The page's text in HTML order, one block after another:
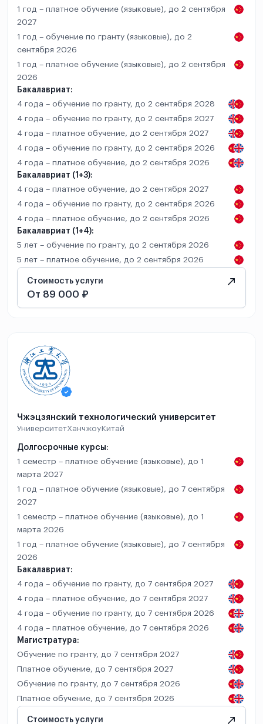
1 год – платное обучение (языковые), до 2 сентября
2027
1 год – обучение по гранту (языковые), до 2
сентября 2026
1 год – платное обучение (языковые), до 2 сентября
2026
Бакалавриат:
4 года – обучение по гранту, до 2 сентября 2028
4 года – обучение по гранту, до 2 сентября 2027
4 года – платное обучение, до 2 сентября 2027
4 года – обучение по гранту, до 2 сентября 2026
4 года – платное обучение, до 2 сентября 2026
Бакалавриат (1+3):
4 года – платное обучение, до 2 сентября 2027
4 года – обучение по гранту, до 2 сентября 2026
4 года – платное обучение, до 2 сентября 2026
Бакалавриат (1+4):
5 лет – обучение по гранту, до 2 сентября 2026
5 лет – платное обучение, до 2 сентября 2026
Стоимость услуги
От 89 000 ₽
Чжэцзянский технологический университет
УниверситетХанчжоу Китай
Долгосрочные курсы:
1 семестр – платное обучение (языковые), до 1
марта 2027
1 год – платное обучение (языковые), до 7 сентября
2027
1 семестр – платное обучение (языковые), до 1
марта 2026
1 год – платное обучение (языковые), до 7 сентября
2026
Бакалавриат:
4 года – обучение по гранту, до 7 сентября 2027
4 года – платное обучение, до 7 сентября 2027
4 года – обучение по гранту, до 7 сентября 2026
4 года – платное обучение, до 7 сентября 2026
Магистратура:
Обучение по гранту, до 7 сентября 2027
Платное обучение, до 7 сентября 2027
Обучение по гранту, до 7 сентября 2026
Платное обучение, до 7 сентября 2026
Стоимость услуги